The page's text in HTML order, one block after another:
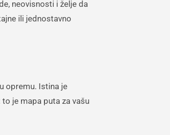
neovisnosti i želje da
ili jednostavno
opremu. Istina je
je mapa puta za vašu